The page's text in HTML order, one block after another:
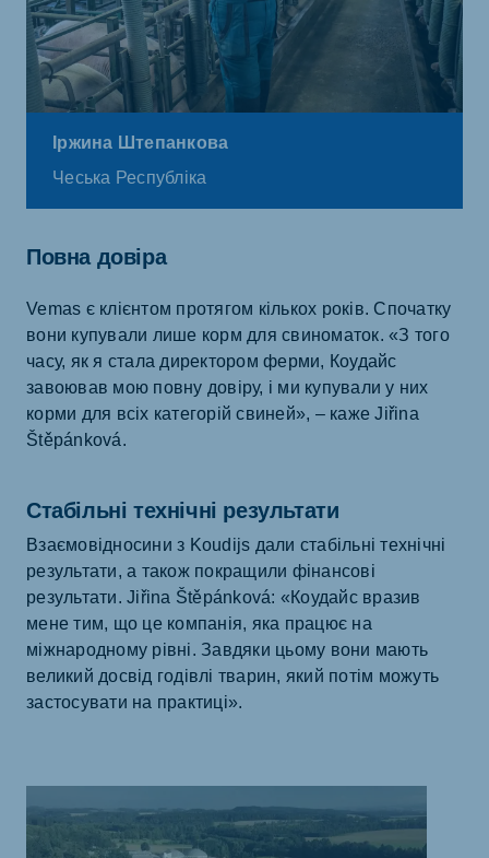
Іржина Штепанкова
Чеська Республіка
Повна довіра
Vemas є клієнтом протягом кількох років. Спочатку
вони купували лише корм для свиноматок. «З того
часу, як я стала директором ферми, Коудайс
завоював мою повну довіру, і ми купували у них
корми для всіх категорій свиней», – каже Jiřina
Štěpánková.
Стабільні технічні результати
Взаємовідносини з Koudijs дали стабільні технічні
результати, а також покращили фінансові
результати. Jiřina Štěpánková: «Коудайс вразив
мене тим, що це компанія, яка працює на
міжнародному рівні. Завдяки цьому вони мають
великий досвід годівлі тварин, який потім можуть
застосувати на практиці».